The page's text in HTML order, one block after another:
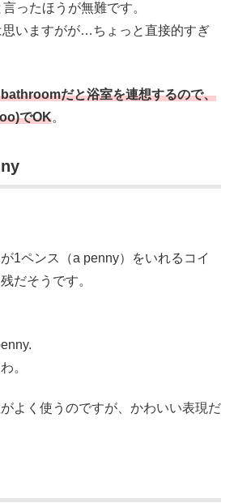
ったほうが無難です。
いますがが…ちょっと直接的すぎ
だと浴室を連想するので、
でOK。
1ペンス（a penny）をいれるコイ
だそうです。
。
よく使うのですが、かわいい表現だ